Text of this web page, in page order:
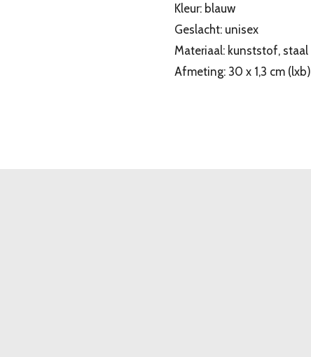
Kleur: blauw
Geslacht: unisex
Materiaal: kunststof, staal
Afmeting: 30 x 1,3 cm (lxb)